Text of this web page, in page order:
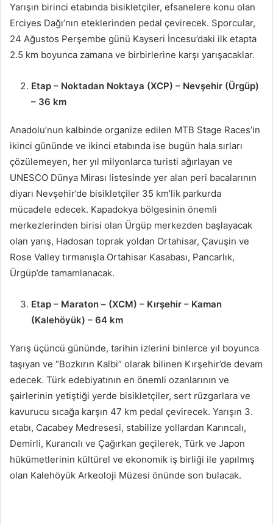
Yarışın birinci etabında bisikletçiler, efsanelere konu olan
Erciyes Dağı’nın eteklerinden pedal çevirecek. Sporcular,
24 Ağustos Perşembe günü Kayseri İncesu’daki ilk etapta
2.5 km boyunca zamana ve birbirlerine karşı yarışacaklar.
Etap – Noktadan Noktaya (XCP) – Nevşehir (Ürgüp)
– 36 km
Anadolu’nun kalbinde organize edilen MTB Stage Races’in
ikinci gününde ve ikinci etabında ise bugün hala sırları
çözülemeyen, her yıl milyonlarca turisti ağırlayan ve
UNESCO Dünya Mirası listesinde yer alan peri bacalarının
diyarı Nevşehir’de bisikletçiler 35 km’lik parkurda
mücadele edecek. Kapadokya bölgesinin önemli
merkezlerinden birisi olan Ürgüp merkezden başlayacak
olan yarış, Hadosan toprak yoldan Ortahisar, Çavuşin ve
Rose Valley tırmanışla Ortahisar Kasabası, Pancarlık,
Ürgüp’de tamamlanacak.
Etap – Maraton – (XCM) – Kırşehir – Kaman
(Kalehöyük) – 64 km
Yarış üçüncü gününde, tarihin izlerini binlerce yıl boyunca
taşıyan ve “Bozkırın Kalbi” olarak bilinen Kırşehir’de devam
edecek. Türk edebiyatının en önemli ozanlarının ve
şairlerinin yetiştiği yerde bisikletçiler, sert rüzgarlara ve
kavurucu sıcağa karşın 47 km pedal çevirecek. Yarışın 3.
etabı, Cacabey Medresesi, stabilize yollardan Karıncalı,
Demirli, Kurancılı ve Çağırkan geçilerek, Türk ve Japon
hükümetlerinin kültürel ve ekonomik iş birliği ile yapılmış
olan Kalehöyük Arkeoloji Müzesi önünde son bulacak.